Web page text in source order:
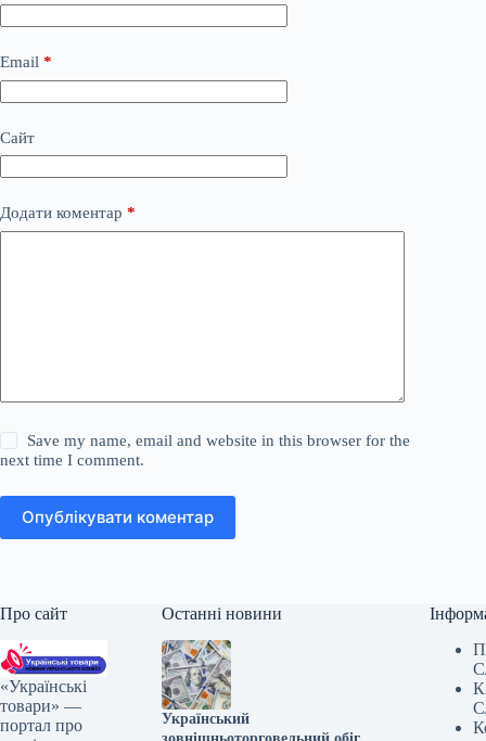
Email *
Сайт
Додати коментар *
Save my name, email and website in this browser for the
next time I comment.
Опублікувати коментар
Про сайт
«Українські
товари» —
портал про
Останні новини
Український